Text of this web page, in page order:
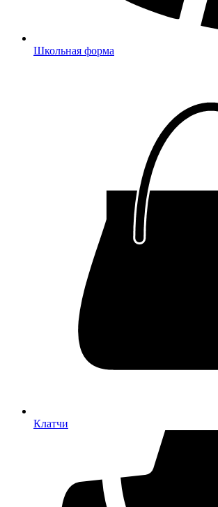
Школьная форма
Клатчи